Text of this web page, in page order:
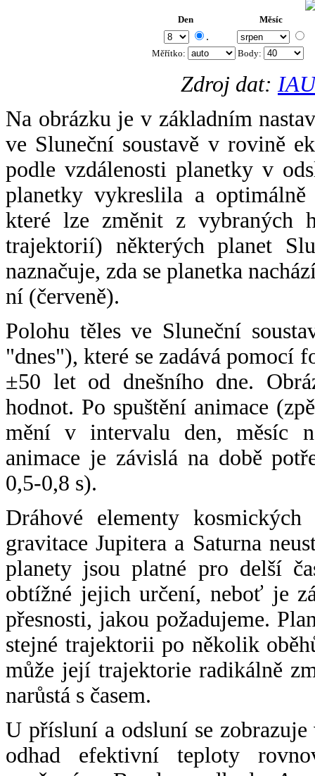
Den Měsíc
.
Měřítko: Body:
Zdroj dat:
Na obrázku je v základním
ve Sluneční soustavě v rovině
podle vzdálenosti planetky v
planetky vykreslila a
které lze změnit z vybraných
trajektorií) některých planet
naznačuje, zda se planetka
ní (červeně).
Polohu těles ve Sluneční
"dnes"), které se zadává pomocí
±50 let od dnešního dne.
hodnot. Po spuštění animace
mění v intervalu den, měsíc
animace je závislá na době
0,5-0,8 s).
Dráhové elementy
gravitace Jupitera a Saturna
planety jsou platné pro delší
obtížné jejich určení, neboť je
přesnosti, jakou požadujeme.
stejné trajektorii po několik
může její trajektorie radikálně
narůstá s časem.
U přísluní a odsluní se
odhad efektivní teploty